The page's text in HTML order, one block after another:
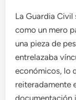
La Guardia
como un mero
una pieza de
entrelazaba
económicos, lo
reiteradamente
documentación